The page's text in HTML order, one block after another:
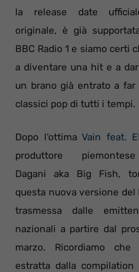
la release date
originale, è già
BBC Radio 1 e siamo certi
a diventare una hit e a
un brano già entrato a far
classici pop di tutti i tempi.
Dopo l’ottimaVain feat.
produttore
Dagani aka Big Fish,
questa nuova versione del
trasmessa dalle
nazionali a partire dal
marzo. Ricordiamo
estratta dalla compilation